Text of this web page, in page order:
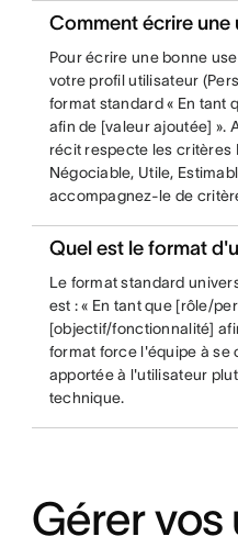
Comment écrire une
Pour écrire une bonne
votre profil utilisateur
format standard « En tant
afin de [valeur ajoutée] ».
récit respecte les critères
Négociable, Utile,
accompagnez-le de
Quel est le format
Le format standard
est : « En tant que [rôle/
[objectif/fonctionnalité]
format force l'équipe à se
apportée à l'utilisateur
technique.
Gérer vos